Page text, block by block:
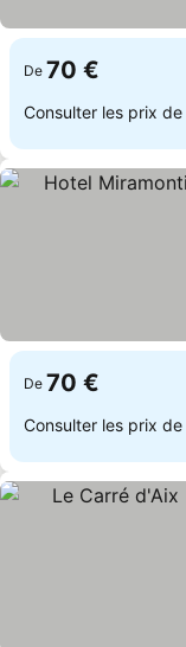
De 70 €
Consulter les prix de
De 70 €
Consulter les prix de